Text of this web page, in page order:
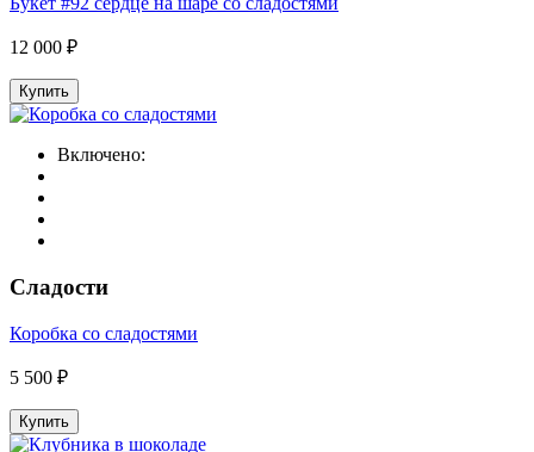
12 000 ₽
Купить
Включено:
Сладости
Коробка со сладостями
5 500 ₽
Купить